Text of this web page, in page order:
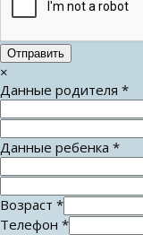
Отправить
×
Данные родителя *
Данные ребенка *
Возраст *
Телефон *